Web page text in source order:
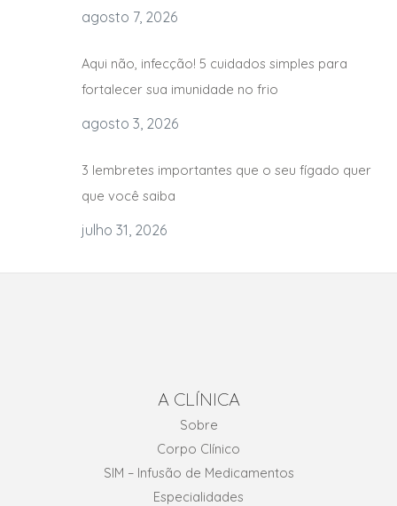
agosto 7, 2026
Aqui não, infecção! 5 cuidados simples para
fortalecer sua imunidade no frio
agosto 3, 2026
3 lembretes importantes que o seu fígado quer
que você saiba
julho 31, 2026
A CLÍNICA
Sobre
Corpo Clínico
SIM – Infusão de Medicamentos
Especialidades